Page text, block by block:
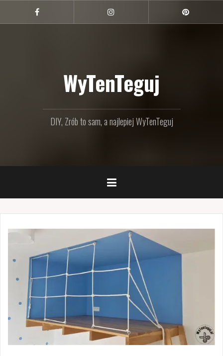
treści
Facebook
WyTenTeguj
DIY, Zrób to sam, a najlepiej WyTenTeguj